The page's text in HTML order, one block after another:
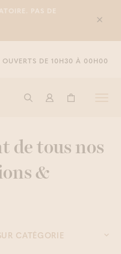
PAS DE
Sluit
OUVERTS DE 10H30 À 00H00
Commencer à
Connexion
Panier
de tous nos
&
CATÉGORIE